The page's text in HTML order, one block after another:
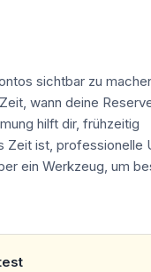
sichtbar zu
wann deine
hilft dir, frühzeitig
Zeit ist, professionelle
ein Werkzeug, um